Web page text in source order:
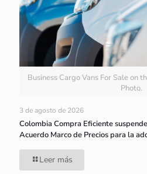
Business Cargo Vans For Sale on
Photo.
3 de agosto de 2026
Colombia Compra Eficiente
Acuerdo Marco de Precios para la
Leer más